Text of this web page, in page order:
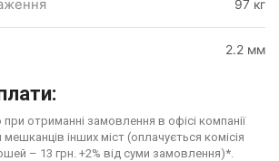
97 кг
2.2 мм
отриманні замовлення в офісі компанії
інших міст (оплачується комісія
– 13 грн. +2% від суми замовлення)*.